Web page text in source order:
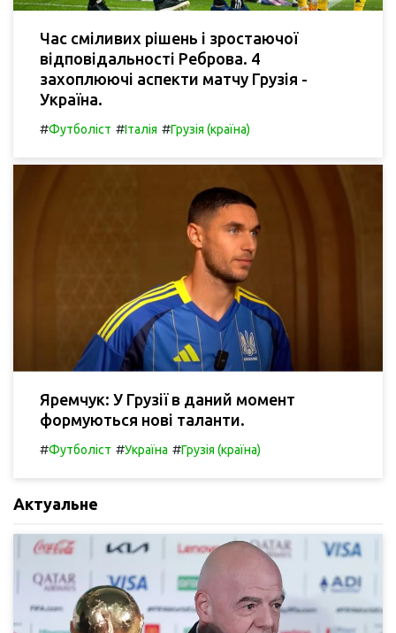
Час сміливих рішень і зростаючої
відповідальності Реброва. 4
захоплюючі аспекти матчу Грузія -
Україна.
#Футболіст #Італія #Грузія (країна)
Яремчук: У Грузії в даний момент
формуються нові таланти.
#Футболіст #Україна #Грузія (країна)
Актуальне